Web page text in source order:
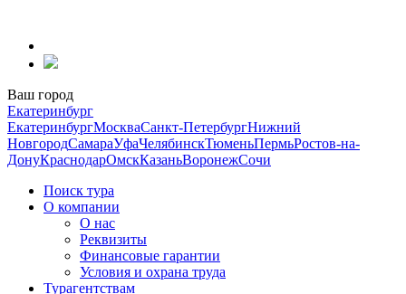
содержанию
Ваш город
Екатеринбург
ЕкатеринбургМоскваСанкт-ПетербургНижний
НовгородСамараУфаЧелябинскТюменьПермьРостов-на-
ДонуКраснодарОмскКазаньВоронежСочи
Поиск тура
О компании
О нас
Реквизиты
Финансовые гарантии
Условия и охрана труда
Турагентствам